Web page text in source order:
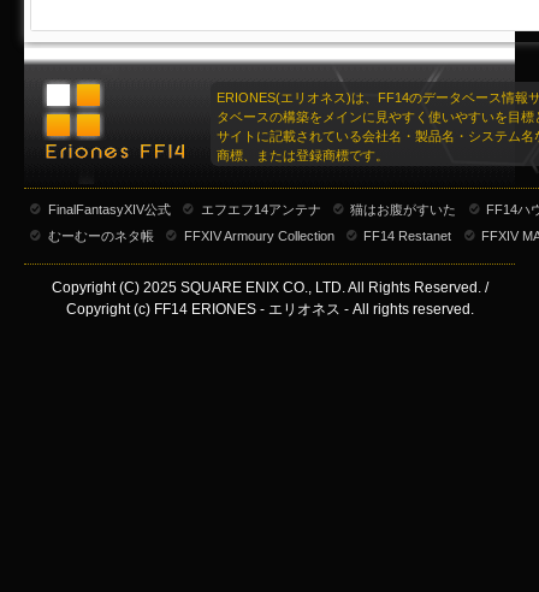
ERIONES(エリオネス)は、FF14のデータベース情報
タベースの構築をメインに見やすく使いやすいを目標
サイトに記載されている会社名・製品名・システム名
商標、または登録商標です。
FinalFantasyXIV公式 エフエフ14アンテナ 猫はお腹がすいた
FF14ハ
むーむーのネタ帳
FFXIV Armoury Collection FF14 Restanet FFXIV
Copyright (C) 2025 SQUARE ENIX CO., LTD. All Rights Reserved. /
Copyright (c) FF14 ERIONES - エリオネス - All rights reserved.